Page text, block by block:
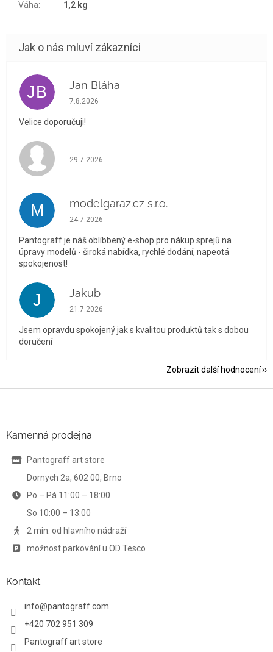
Váha: 1,2 kg
JB Jan Bláha
Hodnocení obchodu je 5 z 5 hvězdiček.
7.8.2026
Velice doporučuji!
Hodnocení obchodu je 5 z 5 hvězdiček.
29.7.2026
M modelgaraz.cz s.r.o.
Hodnocení obchodu je 5 z 5 hvězdiček.
24.7.2026
Pantograff je náš oblíbbený e-shop pro nákup sprejů na
úpravy modelů - široká nabídka, rychlé dodání, napeotá
spokojenost!
J Jakub
Hodnocení obchodu je 5 z 5 hvězdiček.
21.7.2026
Jsem opravdu spokojený jak s kvalitou produktů tak s dobou
doručení
Zobrazit další hodnocení
Kamenná prodejna
Pantograff art store
Dornych 2a, 602 00, Brno
Po – Pá 11:00 – 18:00
So 10:00 – 13:00
2 min. od hlavního nádraží
možnost parkování u OD Tesco
Kontakt
info@pantograff.com
+420 702 951 309
Pantograff art store